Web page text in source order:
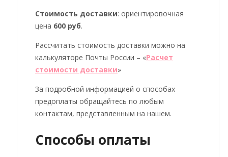
Стоимость доставки: ориентировочная
цена 600 руб.
Рассчитать стоимость доставки можно на
калькуляторе Почты России – «Расчет
стоимости доставки»
За подробной информацией о способах
предоплаты обращайтесь по любым
контактам, представленным на нашем.
Способы оплаты